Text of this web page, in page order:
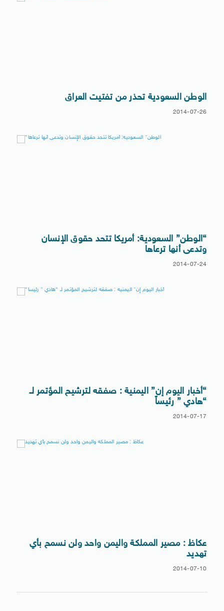
الوطن السعودية تحذر من تفتيت العراق
2014-07-26
“الوطن” السعودية: أمريكا تتحد حقوق الإنسان
وتدعى أنها ترعاها
2014-07-24
“أخبار اليوم إن” اليمنية : صفقه لترشيح المؤتمر لـ
“هادي ” رئيساً
2014-07-17
عكاظ : مصير المملكة واليمن واحد ولن نسمح بأي
تهديد
2014-07-10